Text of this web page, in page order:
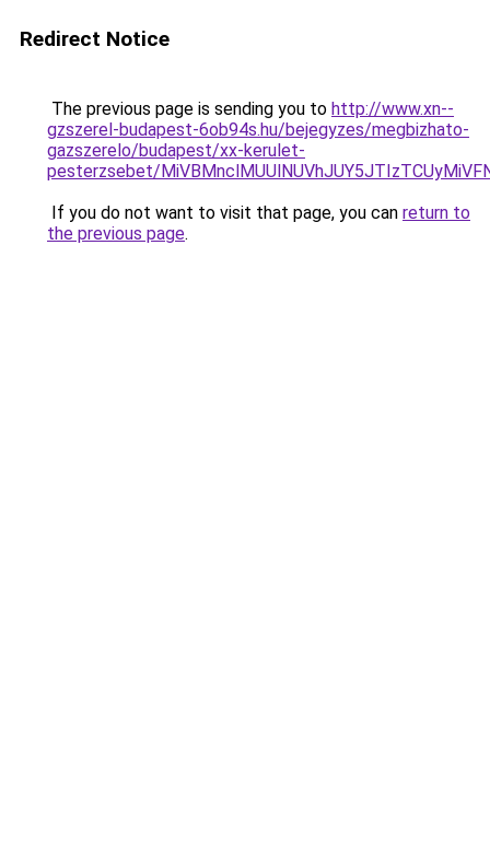
Redirect Notice
The previous page is sending you to http://www.xn--
gzszerel-budapest-6ob94s.hu/bejegyzes/megbizhato-
gazszerelo/budapest/xx-kerulet-
pesterzsebet/
If you do not want to visit that page, you can return to
the previous page.